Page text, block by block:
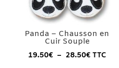
Panda – Chausson en
Cuir Souple
19.50€ – 28.50€Plage
TTC